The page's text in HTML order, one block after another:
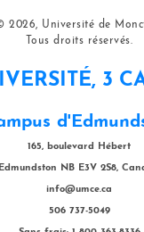
2026, Université de
Tous droits réservés.
3
165, boulevard Hébert
Edmundston NB E3V 2S8,
info@umce.ca
506 737-5049